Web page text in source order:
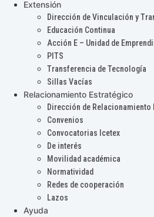
Extensión
Dirección de Vinculación y
Educación Continua
Acción E – Unidad de
PITS
Transferencia de Tecnología
Sillas Vacías
Relacionamiento Estratégico
Dirección de Relacionamiento
Convenios
Convocatorias Icetex
De interés
Movilidad académica
Normatividad
Redes de cooperación
Lazos
Ayuda